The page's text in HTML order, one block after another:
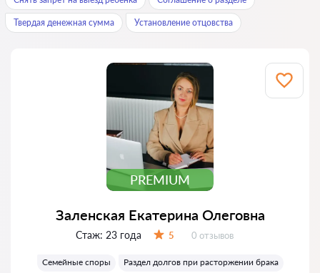
Твердая денежная сумма Установление отцовства
PREMIUM
Заленская Екатерина Олеговна
Стаж: 23 года 5 Отзывов:
0 отзывов
Семейные споры
Раздел долгов при расторжении брака